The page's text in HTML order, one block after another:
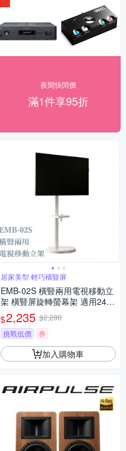
夜間快閃價
滿1件享95折
居家美型 輕巧橫豎屏
EMB-02S 橫豎兩用電視移動立
架 橫豎屏旋轉螢幕架 適用24-4
6吋液晶電視
$2,235 $2,280
挑戰低價
券
加入購物車